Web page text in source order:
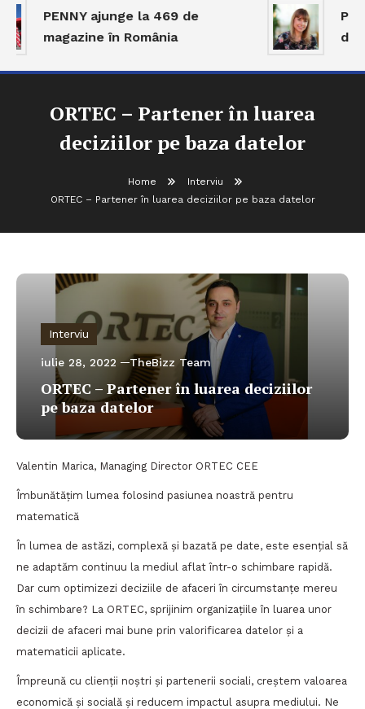
PENNY ajunge la 469 de
magazine în România
dar
ORTEC – Partener în luarea
deciziilor pe baza datelor
Home
Interviu
ORTEC – Partener în luarea deciziilor pe baza datelor
Interviu
iulie 28, 2022 TheBizz Team
ORTEC – Partener în luarea deciziilor
pe baza datelor
Valentin Marica, Managing Director ORTEC CEE
Îmbunătățim lumea folosind pasiunea noastră pentru
matematică
În lumea de astăzi, complexă și bazată pe date, este esențial să
ne adaptăm continuu la mediul aflat într-o schimbare rapidă.
Dar cum optimizezi deciziile de afaceri în circumstanțe mereu
în schimbare? La ORTEC, sprijinim organizațiile în luarea unor
decizii de afaceri mai bune prin valorificarea datelor și a
matematicii aplicate.
Împreună cu clienții noștri și partenerii sociali, creștem valoarea
economică și socială și reducem impactul asupra mediului. Ne